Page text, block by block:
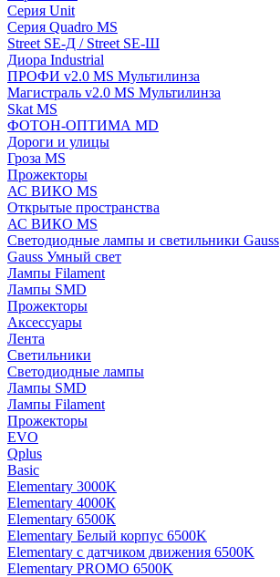
Серия Unit
Серия Quadro MS
Street SE-Д / Street SE-Ш
Диора Industrial
ПРОФИ v2.0 MS Мультилинза
Магистраль v2.0 MS Мультилинза
Skat MS
ФОТОН-ОПТИМА MD
Дороги и улицы
Гроза MS
Прожекторы
АС ВИКО MS
Открытые пространства
АС ВИКО MS
Светодиодные лампы и светильники Gauss
Gauss Умный свет
Лампы Filament
Лампы SMD
Прожекторы
Аксессуары
Лента
Светильники
Светодиодные лампы
Лампы SMD
Лампы Filament
Прожекторы
EVO
Qplus
Basic
Elementary 3000K
Elementary 4000К
Elementary 6500К
Elementary Белый корпус 6500K
Elementary с датчиком движения 6500K
Elementary PROMO 6500K